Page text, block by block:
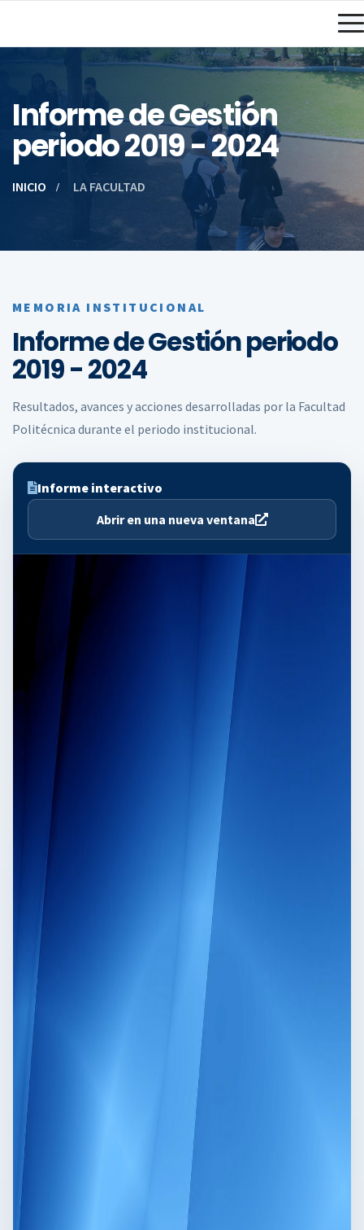
Informe de Gestión
periodo 2019 - 2024
INICIO LA FACULTAD
MEMORIA INSTITUCIONAL
Informe de Gestión periodo
2019 - 2024
Resultados, avances y acciones desarrolladas por la Facultad
Politécnica durante el periodo institucional.
Informe interactivo
Abrir en una nueva ventana